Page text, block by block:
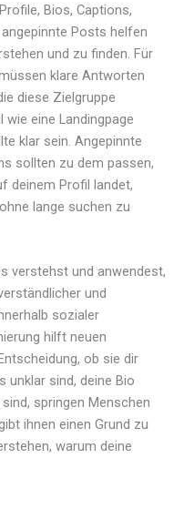
Bios, Captions,
Posts helfen
und zu finden. Für
klare Antworten
diese Zielgruppe
eine Landingpage
klar sein. Angepinnte
sollten zu dem passen,
deinem Profil landet,
lange suchen zu
verstehst und anwendest,
und
sozialer
hilft neuen
ob sie dir
unklar sind, deine Bio
springen Menschen
ihnen einen Grund zu
warum deine